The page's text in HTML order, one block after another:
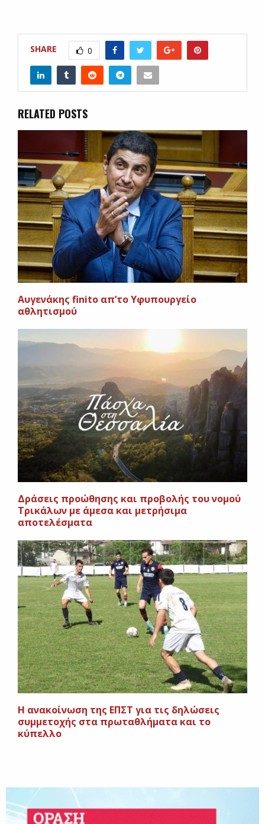
SHARE 0
RELATED POSTS
Αυγενάκης finito απ’το Υφυπουργείο
αθλητισμού
Δράσεις προώθησης και προβολής του νομού
Τρικάλων με άμεσα και μετρήσιμα
αποτελέσματα
Η ανακοίνωση της ΕΠΣΤ για τις δηλώσεις
συμμετοχής στα πρωταθλήματα και το
κύπελλο